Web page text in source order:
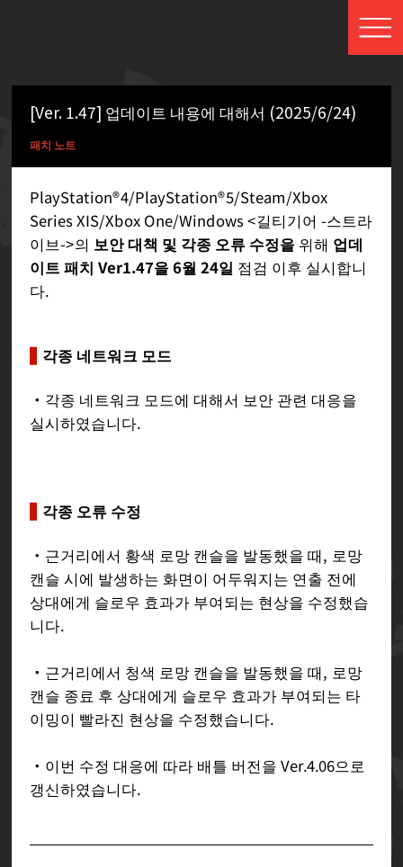
[Ver. 1.47] 업데이트 내용에 대해서 (2025/6/24)
패치 노트
PlayStation®4/PlayStation®5/Steam/Xbox
Series XIS/Xbox One/Windows <길티기어 -스트라
이브->의 보안 대책 및 각종 오류 수정을 위해 업데
이트 패치 Ver1.47을 6월 24일 점검 이후 실시합니
다.
각종 네트워크 모드
・각종 네트워크 모드에 대해서 보안 관련 대응을
실시하였습니다.
각종 오류 수정
・근거리에서 황색 로망 캔슬을 발동했을 때, 로망
캔슬 시에 발생하는 화면이 어두워지는 연출 전에
상대에게 슬로우 효과가 부여되는 현상을 수정했습
니다.
・근거리에서 청색 로망 캔슬을 발동했을 때, 로망
캔슬 종료 후 상대에게 슬로우 효과가 부여되는 타
이밍이 빨라진 현상을 수정했습니다.
・이번 수정 대응에 따라 배틀 버전을 Ver.4.06으로
갱신하였습니다.